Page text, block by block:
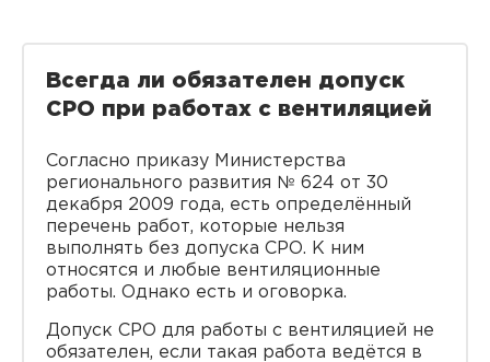
Всегда ли обязателен допуск
СРО при работах с вентиляцией
Согласно приказу Министерства
регионального развития № 624 от 30
декабря 2009 года, есть определённый
перечень работ, которые нельзя
выполнять без допуска СРО. К ним
относятся и любые вентиляционные
работы. Однако есть и оговорка.
Допуск СРО для работы с вентиляцией не
обязателен, если такая работа ведётся в